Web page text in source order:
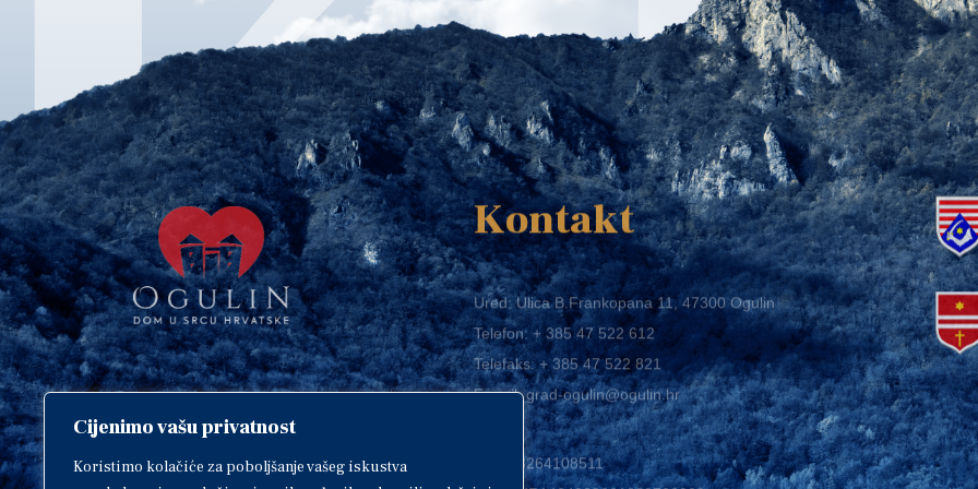
Cijenimo vašu privatnost
Koristimo kolačiće za poboljšanje vašeg iskustva
Copyright © 2018. Grad Ogulin,
sva prava pridržana.
Kontakt
Ured: Ulica B.Frankopana 11, 47300 Ogulin
Telefon:+ 385 47 522 612
Telefaks:+ 385 47 522 821
E-mail:grad-ogulin@ogulin.hr
OIB: 58264108511
IBAN: HR1424020061829700009